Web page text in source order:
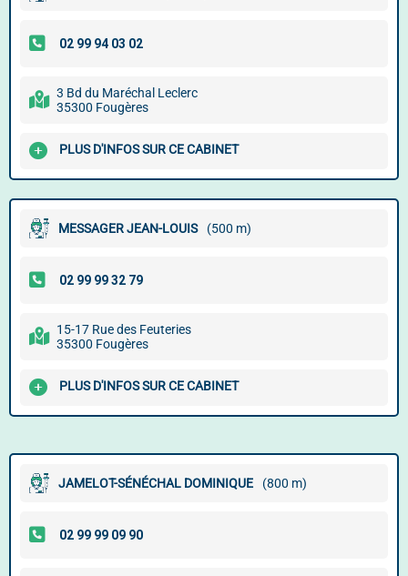
3 Bd du Maréchal Leclerc
35300 Fougères
PLUS D'INFOS SUR CE CABINET
MESSAGER JEAN-LOUIS (500 m)
15-17 Rue des Feuteries
35300 Fougères
PLUS D'INFOS SUR CE CABINET
JAMELOT-SÉNÉCHAL DOMINIQUE (800 m)